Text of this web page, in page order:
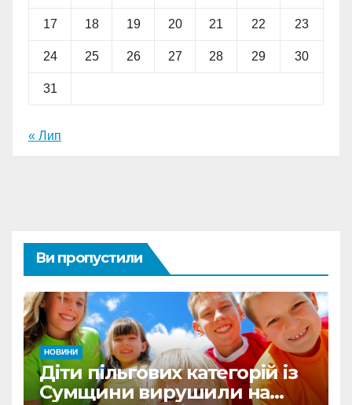
17 18 19 20 21 22 23
24 25 26 27 28 29 30
31
« Лип
Ви пропустили
НОВИНИ
Діти пільгових категорій із
Сумщини вирушили на